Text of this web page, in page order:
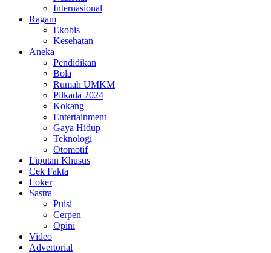
Internasional
Ragam
Ekobis
Kesehatan
Aneka
Pendidikan
Bola
Rumah UMKM
Pilkada 2024
Kokang
Entertainment
Gaya Hidup
Teknologi
Otomotif
Liputan Khusus
Cek Fakta
Loker
Sastra
Puisi
Cerpen
Opini
Video
Advertorial